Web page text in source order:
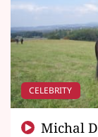
CELEBRITY